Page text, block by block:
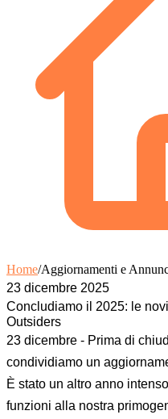
Home/Aggiornamenti e
23 dicembre 2025
Concludiamo il 2025: le
Outsiders
23 dicembre - Prima di
condividiamo un
È stato un altro anno
funzioni alla nostra